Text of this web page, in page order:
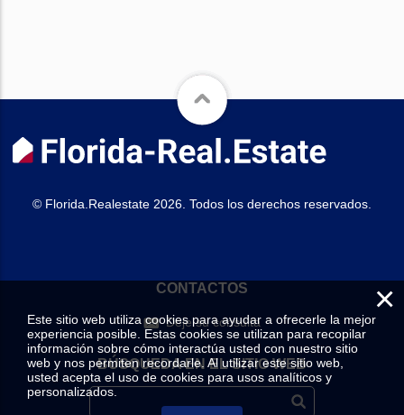
© Florida.Realestate 2026. Todos los derechos reservados.
CONTACTOS
Deje su consulta
BÚSQUEDA EN EL SITIO WEB
×
Este sitio web utiliza cookies para ayudar a ofrecerle la mejor
experiencia posible. Estas cookies se utilizan para recopilar
información sobre cómo interactúa usted con nuestro sitio
web y nos permiten recordarle. Al utilizar este sitio web,
usted acepta el uso de cookies para usos analíticos y
personalizados.